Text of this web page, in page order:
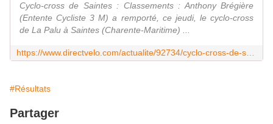
Cyclo-cross de Saintes : Classements : Anthony Brégière
(Entente Cycliste 3 M) a remporté, ce jeudi, le cyclo-cross
de La Palu à Saintes (Charente-Maritime) ...
#Résultats
Partager